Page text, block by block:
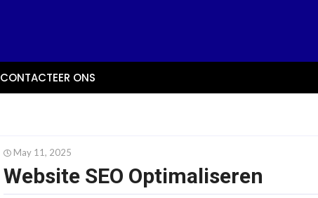
CONTACTEER ONS
May 11, 2025
Website SEO Optimaliseren